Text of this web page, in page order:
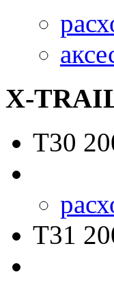
X-
T30
T31